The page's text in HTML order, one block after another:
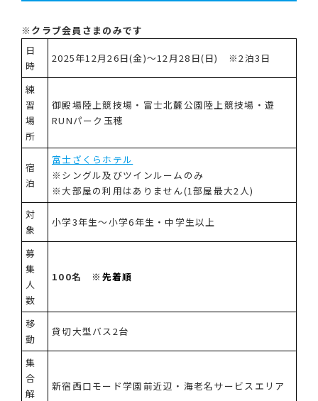
※クラブ会員さまのみです
日
時
2025年12月26日(金)～12月28日(日) ※2泊3日
練
習
場
所
御殿場陸上競技場・富士北麓公園陸上競技場・遊
RUNパーク玉穂
宿
泊
富士ざくらホテル
※シングル及びツインルームのみ
※大部屋の利用はありません(1部屋最大2人)
対
象
小学3年生～小学6年生・中学生以上
募
集
人
数
100名 ※先着順
移
動
貸切大型バス2台
集
合
解
新宿西口モード学園前近辺・海老名サービスエリア